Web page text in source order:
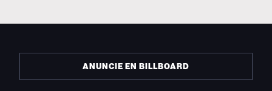
ANUNCIE EN BILLBOARD